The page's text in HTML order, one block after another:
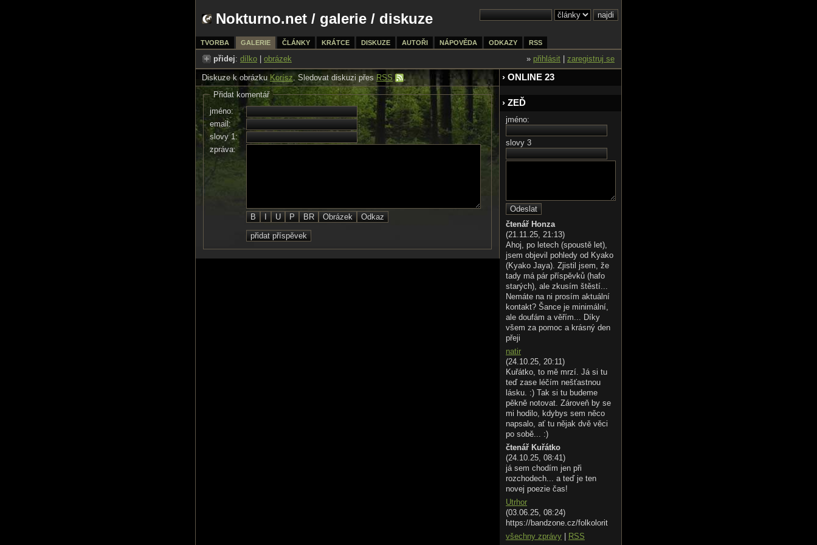
Nokturno.net / galerie / diskuze
TVORBA GALERIE ČLÁNKY KRÁTCE DISKUZE AUTOŘI NÁPOVĚDA ODKAZY RSS
přidej: dílko obrázek » přihlásit zaregistruj se
Diskuze k obrázku Korísz. Sledovat diskuzi přesRSS
.
Přidat komentář
jméno:
email:
slovy 1:
zpráva:
› ONLINE 23
› ZEĎ
jméno:
slovy 3
čtenář Honza
(21.11.25, 21:13)
Ahoj, po letech (spoustě let),
jsem objevil pohledy od Kyako
(Kyako Jaya). Zjistil jsem, že
tady má pár příspěvků (hafo
starých), ale zkusím štěstí...
Nemáte na ni prosím aktuální
kontakt? Šance je minimální,
ale doufám a věřím... Díky
všem za pomoc a krásný den
přeji
natir
(24.10.25, 20:11)
Kuřátko, to mě mrzí. Já si tu
teď zase léčím nešťastnou
lásku. :) Tak si tu budeme
pěkně notovat. Zároveň by se
mi hodilo, kdybys sem něco
napsalo, ať tu nějak dvě věci
po sobě... :)
čtenář Kuřátko
(24.10.25, 08:41)
já sem chodím jen při
rozchodech... a teď je ten
novej poezie čas!
Utrhor
(03.06.25, 08:24)
https://bandzone.cz/folkolorit
všechny zprávy
RSS